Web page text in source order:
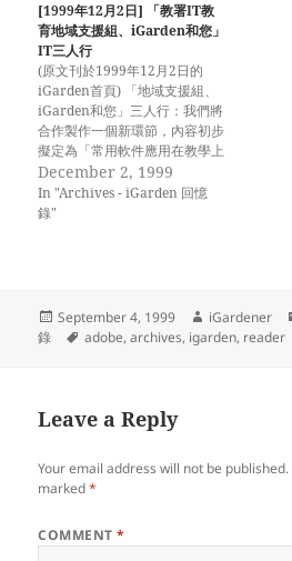
[1999年12月2日] 「教署IT教
育地域支援組、iGarden和您」
IT三人行
(原文刊於1999年12月2日的
iGarden首頁) 「地域支援組、
iGarden和您」三人行：我們將
合作製作一個新環節，內容初步
擬定為「常用軟件應用在教學上
的一些小秘技和貼士」，題目未
命名，而小秘技和貼士現急需各
方高人提供，這環節將不斷更新
December 2, 1999
In "Archives - iGarden 回憶
錄"
Posted
on
September 4, 1999 Author
iGardener
錄
Tags
adobe,archives, igarden, reader
Leave a Reply
Your email address will not be published.
marked*
COMMENT*